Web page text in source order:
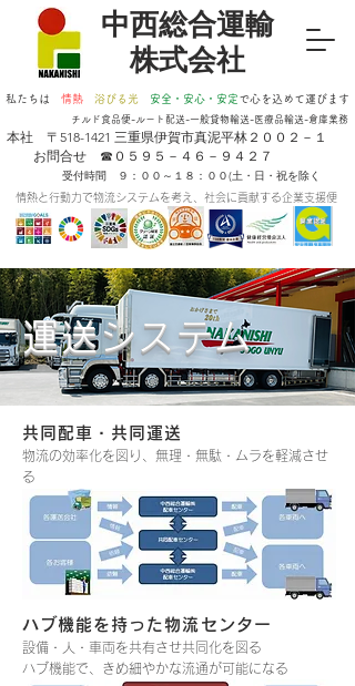
​中西総合運輸
株式会社
私たちは 情熱 浴びる光 安全・安心・安定 ​で心を込めて運びます
チルド食品便-ルート配送-一般貸物輸送-医療品輸送-倉庫業務
情熱と行動力で物流システムを考え、社会に貢献する企業支援便
​本社 〒518-1421 三重県伊賀市真泥平林２００２－１
お問合せ ☎０５９５－４６－９４２７
受付時間 ９：００～１８：００(土・日・祝を除く
運送システム
共同配車・共同運送
物流の効率化を図り、無理・無駄・ムラを軽減させ
る
ハブ機能を持った物流センター
設備・人・車両を共有させ共同化を図る
ハブ機能で、きめ細やかな流通が可能になる